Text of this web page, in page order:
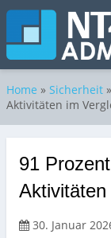
Home » Sicherheit »
Aktivitäten im
91
30. Januar